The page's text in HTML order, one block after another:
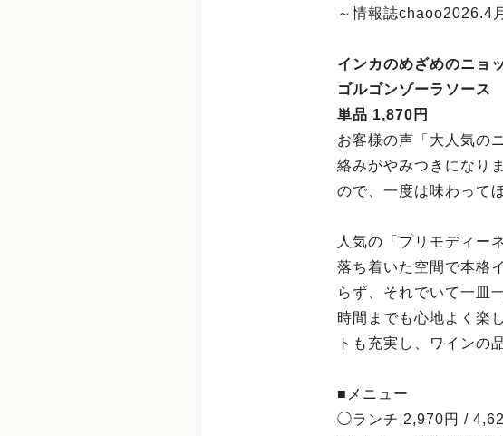
～情報誌chaoo2026.4
インカのめざめのニョ
ゴルゴンゾーラソース
単品 1,870円
お客様の声「大人気の
絡みがやみつきになり
ので、一度は味わって
人気の「プリモディー
落ち着いた空間で本格
らず、それでいて一皿
時間までも心地よく楽
トも充実し、ワインの
■メニュー
◯ランチ 2,970円 /